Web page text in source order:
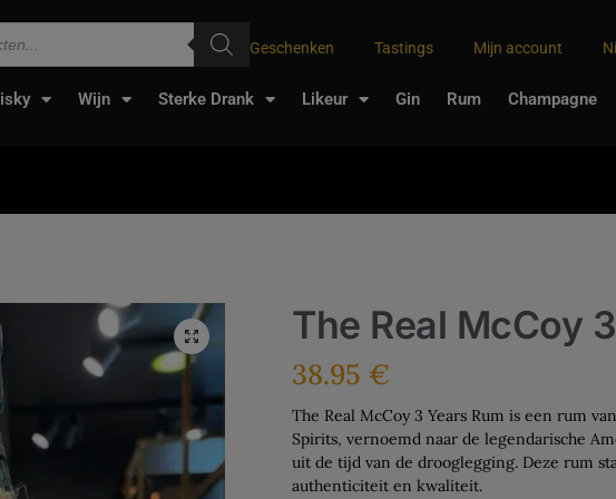
Geschenken Tastings Mijn account
Wijn Sterke Drank Likeur Gin Rum Champagne
The Real McCoy
38.95 €
The Real McCoy 3 Years Rum is een rum
Spirits, vernoemd naar de legendarische
uit de tijd van de drooglegging. Deze rum
authenticiteit en kwaliteit.